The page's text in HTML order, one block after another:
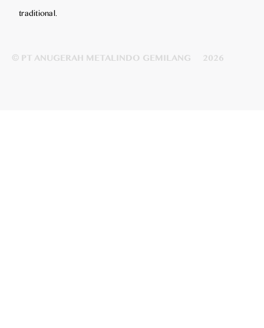
traditional.
© PT ANUGERAH METALINDO GEMILANG 2026